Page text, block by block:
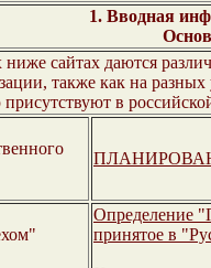
1. Вводная
сайтах даются
также как на
в
Определение
принятое в